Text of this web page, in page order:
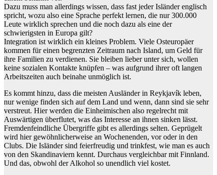
Dazu muss man allerdings wissen, dass fast jeder Isländer englisch
spricht, wozu also eine Sprache perfekt lernen, die nur 300.000
Leute wirklich sprechen und die noch dazu als eine der
schwierigsten in Europa gilt?
Integration ist wirklich ein kleines Problem. Viele Osteuropäer
kommen für einen begrenzten Zeitraum nach Island, um Geld für
ihre Familien zu verdienen. Sie bleiben lieber unter sich, wollen
keine sozialen Kontakte knüpfen – was aufgrund ihrer oft langen
Arbeitszeiten auch beinahe unmöglich ist.
Es kommt hinzu, dass die meisten Ausländer in Reykjavík leben,
nur wenige finden sich auf dem Land und wenn, dann sind sie sehr
verstreut. Hier werden die Einheimischen also regelrecht mit
Auswärtigen überflutet, was das Interesse an ihnen sinken lässt.
Fremdenfeindliche Übergriffe gibt es allerdings selten. Geprügelt
wird hier gewöhnlicherweise an Wochenenden, vor oder in den
Clubs. Die Isländer sind feierfreudig und trinkfest, wie man es auch
von den Skandinaviern kennt. Durchaus vergleichbar mit Finnland.
Und das, obwohl der Alkohol so unendlich viel kostet.